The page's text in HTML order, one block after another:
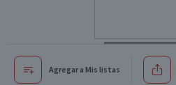
Agregar a Mis listas